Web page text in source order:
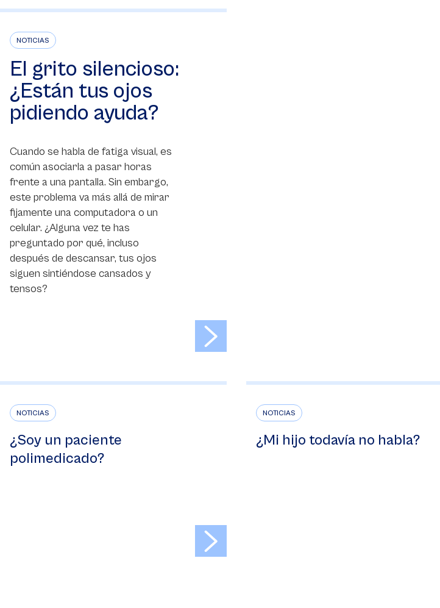
NOTICIAS
El grito silencioso:
¿Están tus ojos
pidiendo ayuda?
Cuando se habla de fatiga visual, es
común asociarla a pasar horas
frente a una pantalla. Sin embargo,
este problema va más allá de mirar
fijamente una computadora o un
celular. ¿Alguna vez te has
preguntado por qué, incluso
después de descansar, tus ojos
siguen sintiéndose cansados y
tensos?
NOTICIAS
¿Soy un paciente
polimedicado?
NOTICIAS
¿Mi hijo todavía no habla?